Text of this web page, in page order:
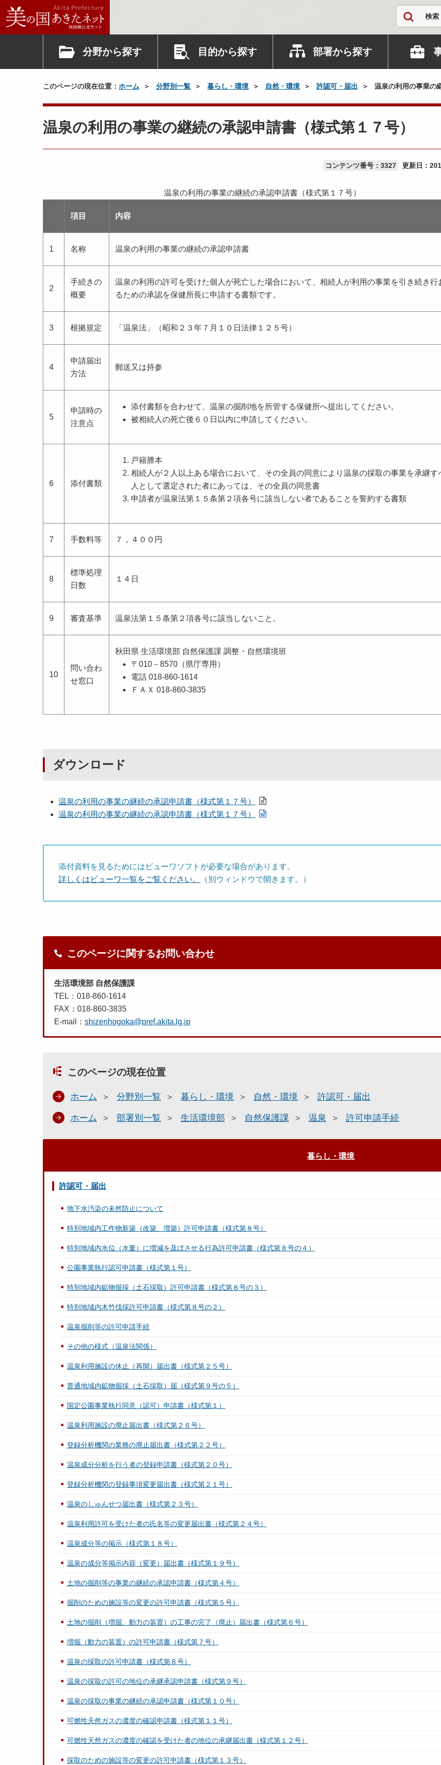
検索
分野から探す 目的から探す 部署から探す
このページの現在位置： ホーム 分野別一覧 暮らし・環境 自然・環境 許認可・届出 温泉の利用の事業の
温泉の利用の事業の継続の承認申請書（様式第１７号）
コンテンツ番号：3327 更新日：
温泉の利用の事業の継続の承認申請書（様式第１７号）
項目 内容
1 名称 温泉の利用の事業の継続の承認申請書
2
手続きの
概要
温泉の利用の許可を受けた個人が死亡した場合において、相続人が利用の事業を引き続き行
るための承認を保健所長に申請する書類です。
3 根拠規定 「温泉法」（昭和２３年７月１０日法律１２５号）
4
申請届出
方法
郵送又は持参
5
申請時の
注意点
添付書類を合わせて、温泉の掘削地を所管する保健所へ提出してください。
被相続人の死亡後６０日以内に申請してください。
6 添付書類
戸籍謄本
相続人が２人以上ある場合において、その全員の同意により温泉の採取の事業を承継す
人として選定された者にあっては、その全員の同意書
申請者が温泉法第１５条第２項各号に該当しない者であることを誓約する書類
7 手数料等 ７，４００円
8
標準処理
日数
１４日
9 審査基準 温泉法第１５条第２項各号に該当しないこと。
10
問い合わ
せ窓口
秋田県 生活環境部 自然保護課 調整・自然環境班
〒010－8570（県庁専用）
電話 018-860-1614
ＦＡＸ 018-860-3835
ダウンロード
温泉の利用の事業の継続の承認申請書（様式第１７号）
温泉の利用の事業の継続の承認申請書（様式第１７号）
添付資料を見るためにはビューワソフトが必要な場合があります。
詳しくはビューワ一覧をご覧ください。
（別ウィンドウで開きます。）
このページに関するお問い合わせ
生活環境部 自然保護課
TEL：018-860-1614
FAX：018-860-3835
E-mail： shizenhogoka@pref.akita.lg.jp
このページの現在位置
ホーム 分野別一覧 暮らし・環境 自然・環境 許認可・届出
ホーム 部署別一覧 生活環境部 自然保護課 温泉 許可申請手続
暮らし・環境
許認可・届出
地下水汚染の未然防止について
特別地域内工作物新築（改築、増築）許可申請書（様式第８号）
特別地域内水位（水量）に増減を及ぼさせる行為許可申請書（様式第８号の４）
公園事業執行認可申請書（様式第１号）
特別地域内鉱物掘採（土石採取）許可申請書（様式第８号の３）
特別地域内木竹伐採許可申請書（様式第８号の２）
温泉掘削等の許可申請手続
その他の様式（温泉法関係）
温泉利用施設の休止（再開）届出書（様式第２５号）
普通地域内鉱物掘採（土石採取）届（様式第９号の５）
国定公園事業執行同意（認可）申請書（様式第１）
温泉利用施設の廃止届出書（様式第２６号）
登録分析機関の業務の廃止届出書（様式第２２号）
温泉成分分析を行う者の登録申請書（様式第２０号）
登録分析機関の登録事項変更届出書（様式第２１号）
温泉のしゅんせつ届出書（様式第２３号）
温泉利用許可を受けた者の氏名等の変更届出書（様式第２４号）
温泉成分等の掲示（様式第１８号）
温泉の成分等掲示内容（変更）届出書（様式第１９号）
土地の掘削等の事業の継続の承認申請書（様式第４号）
掘削のための施設等の変更の許可申請書（様式第５号）
土地の掘削（増掘、動力の装置）の工事の完了（廃止）届出書（様式第６号）
増掘（動力の装置）の許可申請書（様式第７号）
温泉の採取の許可申請書（様式第８号）
温泉の採取の許可の地位の承継承認申請書（様式第９号）
温泉の採取の事業の継続の承認申請書（様式第１０号）
可燃性天然ガスの濃度の確認申請書（様式第１１号）
可燃性天然ガスの濃度の確認を受けた者の地位の承継届出書（様式第１２号）
採取のための施設等の変更の許可申請書（様式第１３号）